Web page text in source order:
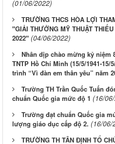
(01/06/2022)
TRƯỜNG THCS HÒA LỢI
"GIẢI THƯỞNG MỸ THUẬT
2022" (04/06/2022)
Nhân dịp chào mừng kỷ niệm
TNTP Hồ Chí Minh (15/5/1941-
trình “Vì đàn em thân yêu” năm
Trường TH Trần Quốc Tuấn
chuẩn Quốc gia mức độ 1 (16/
Trường đạt chuẩn Quốc gia
lượng giáo dục cấp độ 2. (16/06/
TRƯỜNG TH TÂN ĐỊNH TỔ